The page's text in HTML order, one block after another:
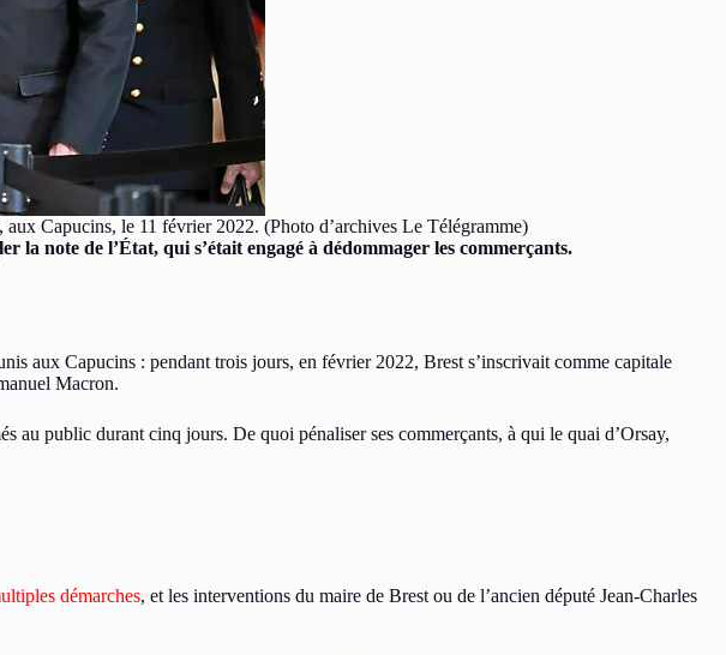
Capucins, le 11 février 2022. (Photo d’archives Le Télégramme)
note de l’État, qui s’était engagé à dédommager les commerçants.
aux Capucins : pendant trois jours, en février 2022, Brest s’inscrivait comme capitale
Macron.
au public durant cinq jours. De quoi pénaliser ses commerçants, à qui le quai d’Orsay,
démarches, et les interventions du maire de Brest ou de l’ancien député Jean-Charles